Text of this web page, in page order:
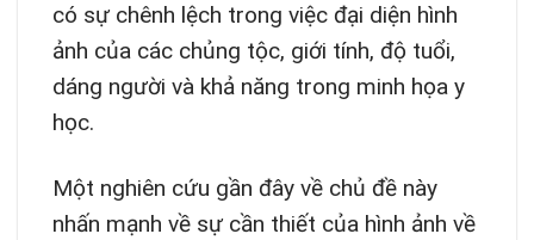
có sự chênh lệch trong việc đại diện hình
ảnh của các chủng tộc, giới tính, độ tuổi,
dáng người và khả năng trong minh họa y
học.
Một nghiên cứu gần đây về chủ đề này
nhấn mạnh về sự cần thiết của hình ảnh về